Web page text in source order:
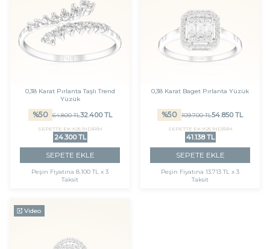
0,38 Karat Pırlanta Taşlı Trend
Yüzük
%50 64.800TL32.400TL
SEPETTE EK %25 İNDİRİM
24.300 TL
SEPETE EKLE
Peşin Fiyatına 8.100 TL x 3
Taksit
0,38 Karat Baget Pırlanta Yüzük
%50 109.700TL54.850TL
SEPETTE EK %25 İNDİRİM
41.138 TL
SEPETE EKLE
Peşin Fiyatına 13.713 TL x 3
Taksit
Video